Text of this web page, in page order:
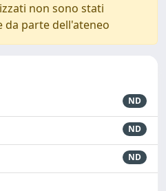
non sono stati
da parte dell'ateneo
ND
ND
ND